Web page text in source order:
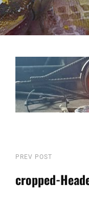
Previous
PREV POST
cropped-